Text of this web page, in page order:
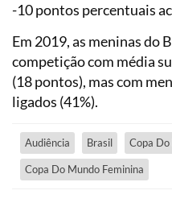
-10 pontos percentuais
Em 2019, as meninas do
competição com média
(18 pontos), mas com
ligados (41%).
Audiência Brasil Copa
Copa Do Mundo Feminina